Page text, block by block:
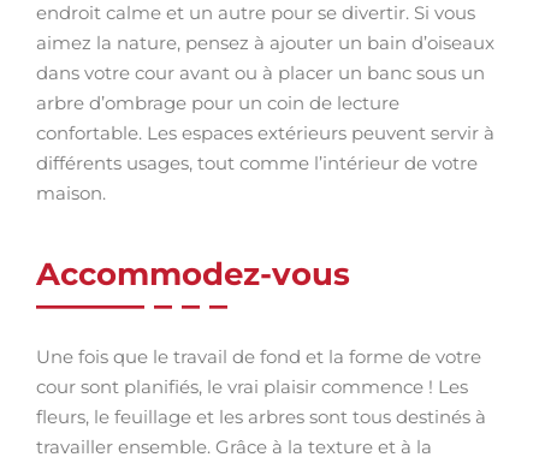
endroit calme et un autre pour se divertir. Si vous
aimez la nature, pensez à ajouter un bain d’oiseaux
dans votre cour avant ou à placer un banc sous un
arbre d’ombrage pour un coin de lecture
confortable. Les espaces extérieurs peuvent servir à
différents usages, tout comme l’intérieur de votre
maison.
Accommodez-vous
Une fois que le travail de fond et la forme de votre
cour sont planifiés, le vrai plaisir commence ! Les
fleurs, le feuillage et les arbres sont tous destinés à
travailler ensemble. Grâce à la texture et à la